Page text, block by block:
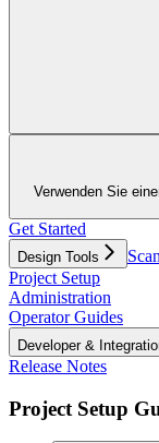
Verwenden Sie
Get Started
Design Tools
Project Setup
Administration
Operator Guides
Developer &
Release Notes
Project Setup